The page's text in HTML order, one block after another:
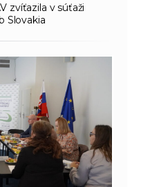
zvíťazila v súťaži
Slovakia